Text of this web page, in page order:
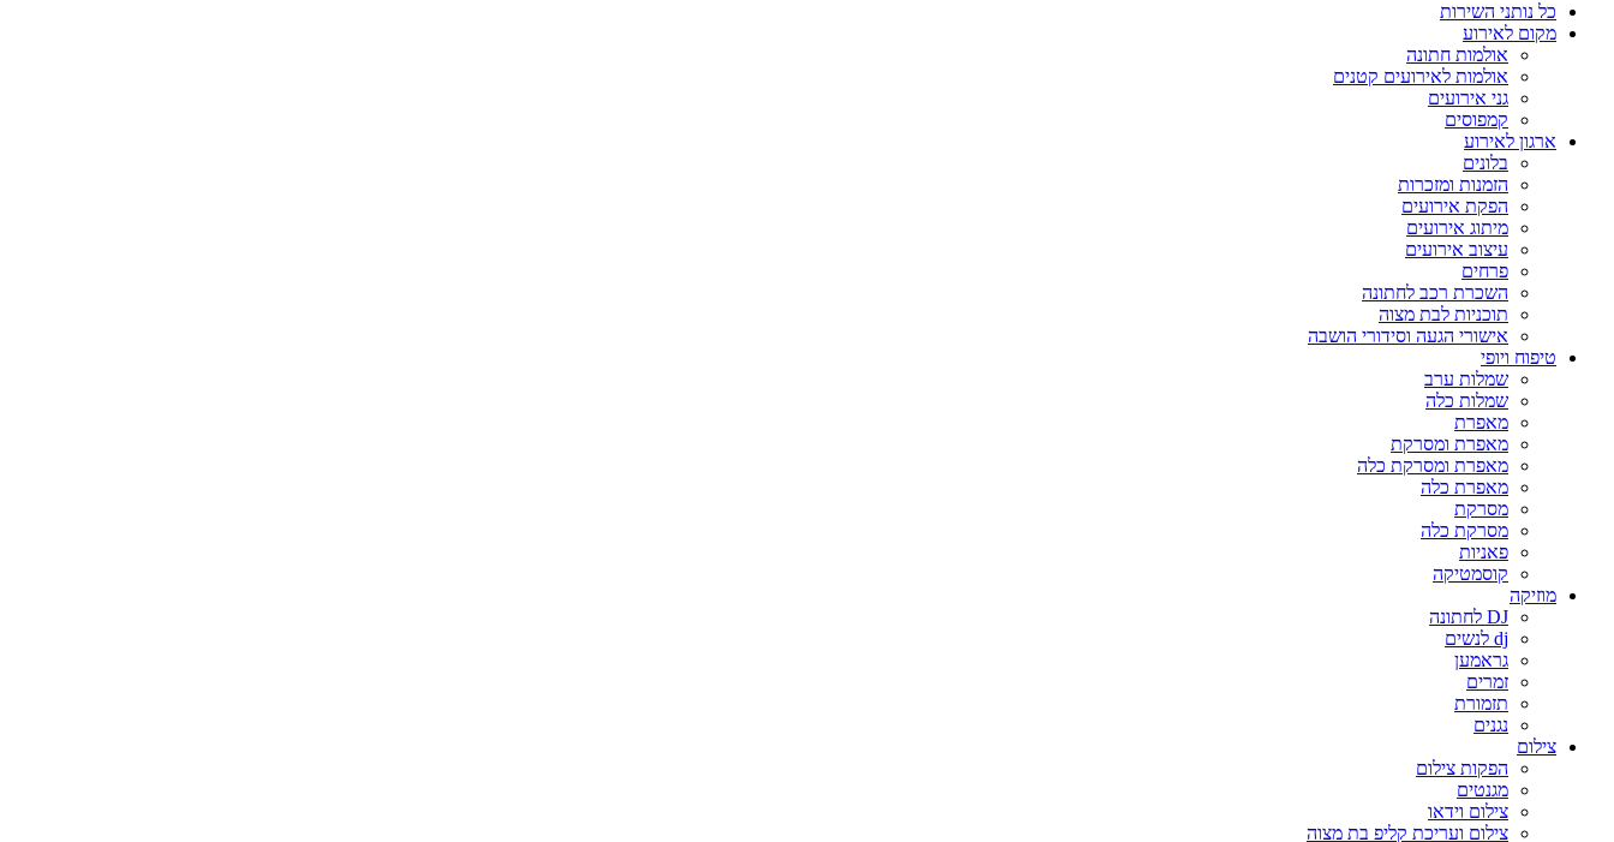
כל נותני השירות
מקום לאירוע
אולמות חתונה
אולמות לאירועים קטנים
גני אירועים
קמפוסים
ארגון לאירוע
בלונים
הזמנות ומזכרות
הפקת אירועים
מיתוג אירועים
עיצוב אירועים
פרחים
השכרת רכב לחתונה
תוכניות לבת מצוה
אישורי הגעה וסידורי הושבה
טיפוח ויופי
שמלות ערב
שמלות כלה
מאפרת
מאפרת ומסרקת
מאפרת ומסרקת כלה
מאפרת כלה
מסרקת
מסרקת כלה
פאניות
קוסמטיקה
מוזיקה
DJ לחתונה
dj לנשים
גראמען
זמרים
תזמורת
נגנים
צילום
הפקות צילום
מגנטים
צילום וידאו
צילום ועריכת קליפ בת מצוה